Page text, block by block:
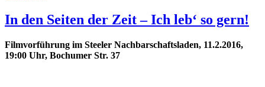
In den Seiten der Zeit – Ich leb‘ so gern!
Filmvorführung im Steeler Nachbarschaftsladen, 11.2.2016,
19:00 Uhr, Bochumer Str. 37